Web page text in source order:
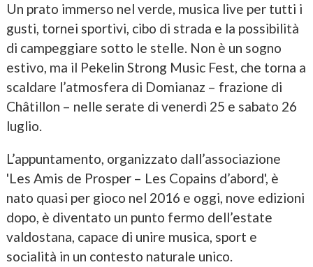
Un prato immerso nel verde, musica live per tutti i
gusti, tornei sportivi, cibo di strada e la possibilità
di campeggiare sotto le stelle. Non è un sogno
estivo, ma il Pekelin Strong Music Fest, che torna a
scaldare l’atmosfera di Domianaz – frazione di
Châtillon – nelle serate di venerdì 25 e sabato 26
luglio.
L’appuntamento, organizzato dall’associazione
'Les Amis de Prosper – Les Copains d’abord', è
nato quasi per gioco nel 2016 e oggi, nove edizioni
dopo, è diventato un punto fermo dell’estate
valdostana, capace di unire musica, sport e
socialità in un contesto naturale unico.